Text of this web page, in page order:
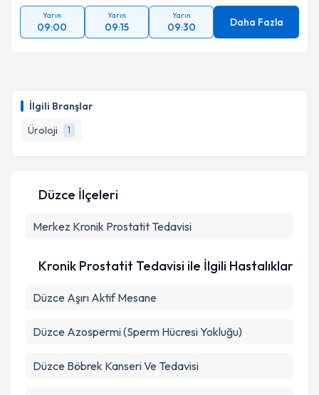
İlgili Branşlar
Üroloji
1
Yarın
09:00
Yarın
09:15
Yarın
09:30 Daha Fazla
Düzce İlçeleri
Merkez Kronik Prostatit Tedavisi
Kronik Prostatit Tedavisi ile İlgili Hastalıklar
Düzce Aşırı Aktif Mesane
Düzce Azospermi (Sperm Hücresi Yokluğu)
Düzce Böbrek Kanseri Ve Tedavisi